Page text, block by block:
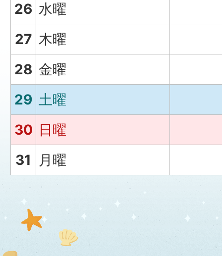
26 水曜
27 木曜
28 金曜
29 土曜
30 日曜
31
月曜